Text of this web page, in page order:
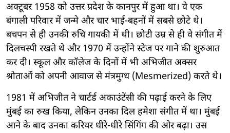
अक्टूबर 1958 को उत्तर प्रदेश के कानपुर में हुआ था। वे एक
बंगाली परिवार में जन्मे और चार भाई-बहनों में सबसे छोटे थे।
बचपन से ही उनकी रुचि गायकी में थी। छोटी उम्र से ही वे संगीत में
दिलचस्पी रखते थे और 1970 में उन्होंने स्टेज पर गाने की शुरुआत
कर दी। स्कूल और कॉलेज के दिनों में भी अभिजीत अक्सर
श्रोताओं को अपनी आवाज से मंत्रमुग्ध (Mesmerized) करते थे।
1981 में अभिजीत ने चार्टर्ड अकाउंटेंसी की पढ़ाई करने के लिए
मुंबई का रुख किया, लेकिन उनका दिल हमेशा संगीत में था। मुंबई
आने के बाद उनका करियर धीरे-धीरे सिंगिंग की ओर बढ़ा। उस